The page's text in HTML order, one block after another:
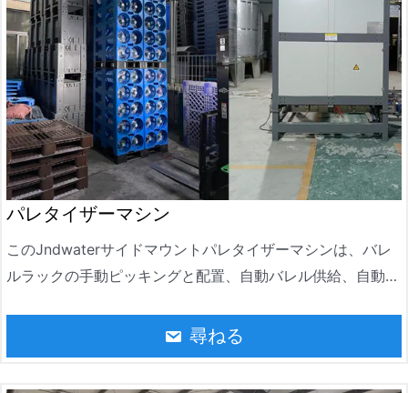
パレタイザーマシン
このJndwaterサイドマウントパレタイザーマシンは、バレ
ルラックの手動ピッキングと配置、自動バレル供給、自動バ
の手動フォークリフト引っ張りで、全自動制御されていま
す。生産中、手動フォークリフトはバケットラックを指定さ
尋ねる